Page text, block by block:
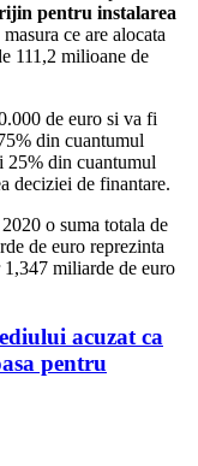
pentru instalarea
ce are alocata
111,2 milioane de
de euro si va fi
din cuantumul
25% din cuantumul
deciziei de finantare.
o suma totala de
de euro reprezinta
miliarde de euro
acuzat ca
pentru